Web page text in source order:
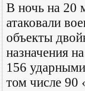
В ночь на 20
атаковали
объекты
назначения
156
том числе 90